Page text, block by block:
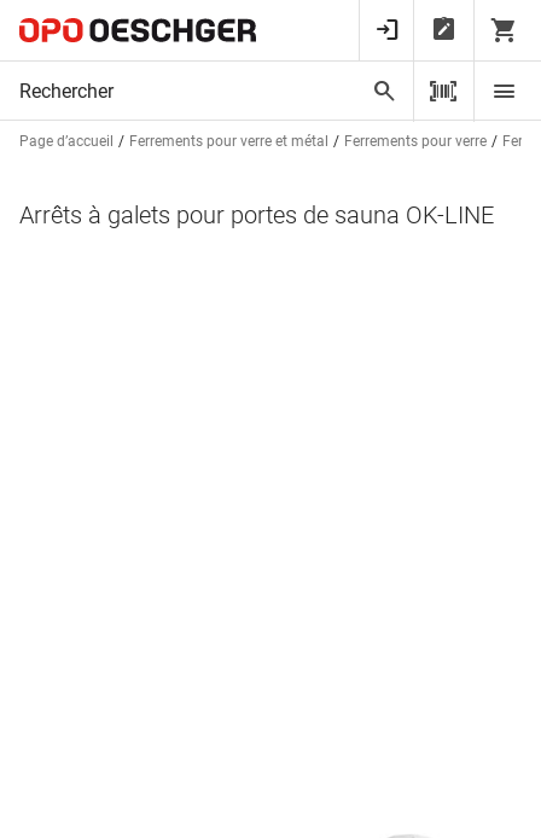
Page d’accueil Ferrements pour verre et métal Ferrements pour verre
Arrêts à galets pour portes de sauna OK-LINE